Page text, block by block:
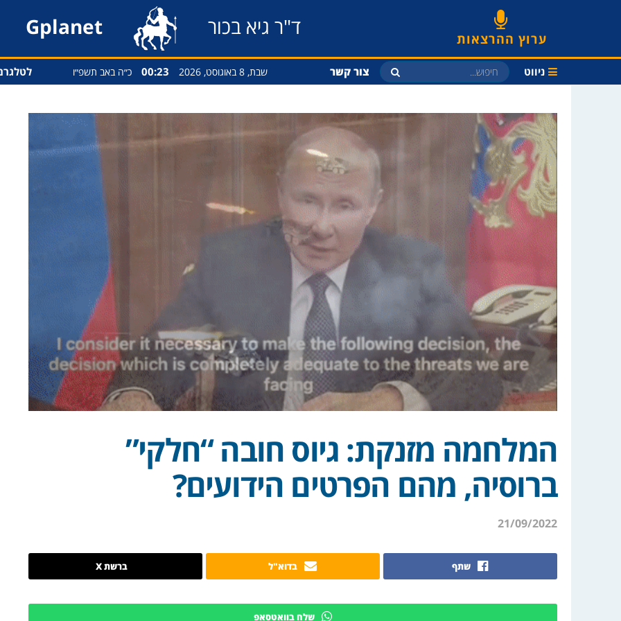
ערוץ ההרצאות ד"ר גיא בכור Gplanet
ניווט צור קשר שבת, 8 באוגוסט, 2026 00:23 כ״ה באב תשפ״ו
המלחמה מזנקת: גיוס חובה “חלקי”
ברוסיה, מהם הפרטים הידועים?
21/09/2022
שתף בדוא"ל ברשת X
שלח בוואטסאפ